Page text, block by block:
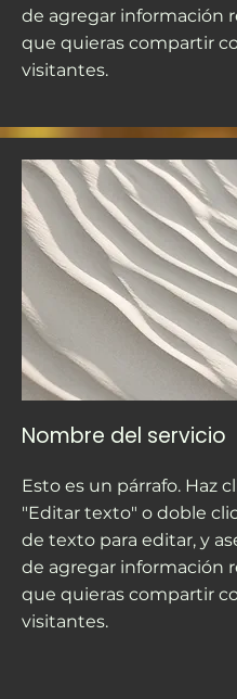
de agregar información
que quieras compartir
visitantes.
Nombre del servicio
Esto es un párrafo. Haz
"Editar texto" o doble
de texto para editar, y
de agregar información
que quieras compartir
visitantes.